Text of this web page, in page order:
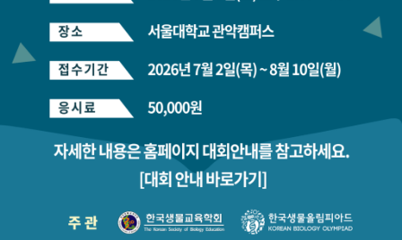
2026 대회 접수 안내